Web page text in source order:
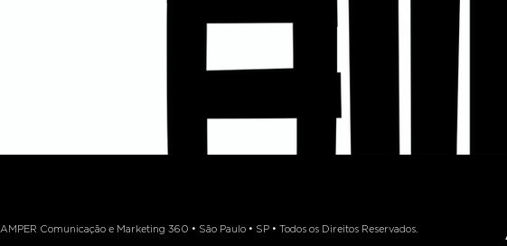
AMPER Comunicação e Marketing 360 • São Paulo • SP • Todos os Direitos Reservados.